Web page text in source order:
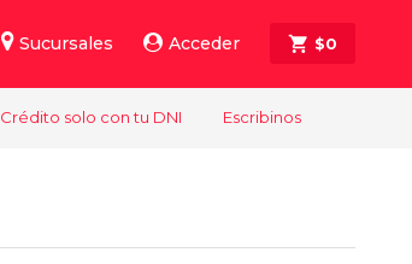
Sucursales Acceder $0
Crédito solo con tu DNI Escribinos